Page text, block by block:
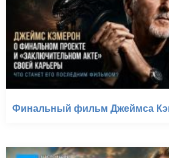
Финальный фильм Джеймса